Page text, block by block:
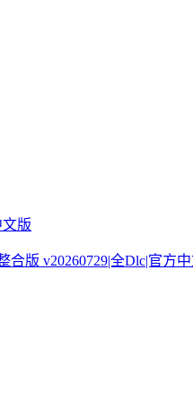
文版
版 v20260729|全Dlc|官方